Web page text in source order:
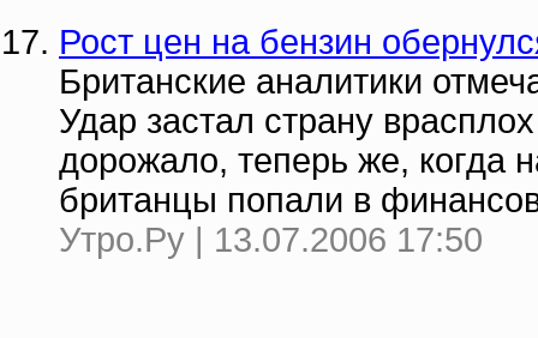
Рост цен на бензин
Британские аналитики
Удар застал страну
дорожало, теперь же, когда
британцы попали в
Утро.Ру | 13.07.2006 17:50